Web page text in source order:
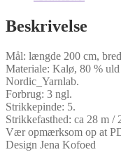
Beskrivelse
Mål: længde 200 cm,
Materiale: Kalø, 80 %
Nordic_Yarnlab.
Forbrug: 3 ngl.
Strikkepinde: 5.
Strikkefasthed: ca 28 m /
Vær opmærksom op at
Design Jena Kofoed